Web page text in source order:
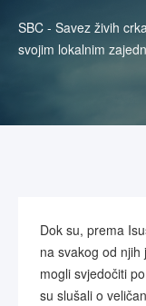
SBC - Savez živih
svojim lokalnim
Dok su, prema
na svakog od njih
mogli svjedočiti
su slušali o